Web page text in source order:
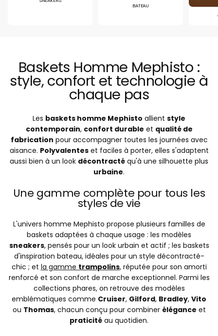
BATEAU
Baskets Homme Mephisto :
style, confort et technologie à
chaque pas
Les baskets homme Mephisto allient style
contemporain, confort durable et qualité de
fabrication pour accompagner toutes les journées avec
aisance. Polyvalenteset faciles à porter, elles s'adaptent
aussi bien à un look décontracté qu'à une silhouette plus
urbaine.
Une gamme complète pour tous les
styles de vie
L'univers homme Mephisto propose plusieurs familles de
baskets adaptées à chaque usage : les modèles
sneakers, pensés pour un look urbain et actif ; les baskets
d'inspiration bateau, idéales pour un style décontracté-
chic ; et la gamme trampolins, réputée pour son amorti
renforcé et son confort de marche exceptionnel. Parmi les
collections phares, on retrouve des modèles
emblématiques comme Cruiser, Gilford, Bradley, Vito
ou Thomas, chacun conçu pour combiner élégance et
praticité au quotidien.